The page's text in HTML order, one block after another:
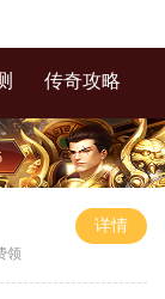
传奇攻略
领
详情